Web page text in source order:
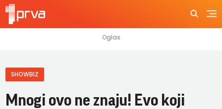
SHOWBIZ
Mnogi ovo ne znaju! Evo koji